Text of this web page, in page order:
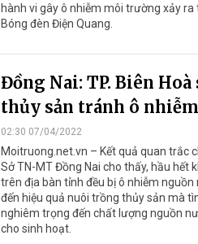
hành vi gây ô nhiễm môi trường xảy
Bóng đèn Điện Quang.
Đồng Nai: TP. Biên
thủy sản tránh ô
02:30 07/04/2022
Moitruong.net.vn – Kết quả quan trắc
Sở TN-MT Đồng Nai cho thấy, hầu hết
trên địa bàn tỉnh đều bị ô nhiễm
đến hiệu quả nuôi trồng thủy sản mà
nghiêm trọng đến chất lượng nguồn
cho sinh hoạt.